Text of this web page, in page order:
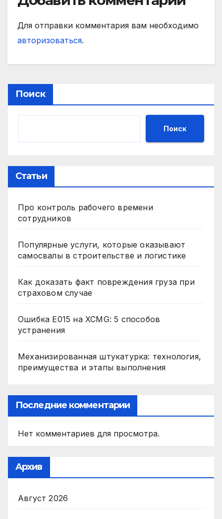
Для отправки комментария вам необходимо
авторизоваться.
Поиск
Поиск
Статьи
Про контроль рабочего времени
сотрудников
Популярные услуги, которые оказывают
самосвалы в строительстве и логистике
Как доказать факт повреждения груза при
страховом случае
Ошибка E015 на XCMG: 5 способов
устранения
Механизированная штукатурка: технология,
преимущества и этапы выполнения
Последние комментарии
Нет комментариев для просмотра.
Архив
Август 2026